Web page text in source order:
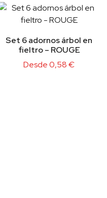
Set 6 adornos árbol en
fieltro – ROUGE
Desde0,58€